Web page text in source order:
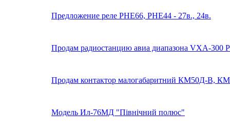
Предложение реле РНЕ66, РНЕ44 - 27в., 24в.
Продам радиостанцию авиа диапазона VXA-300
Продам контактор малогабаритний КМ50Д-В,
Модель Ил-76МД "Північний полюс"